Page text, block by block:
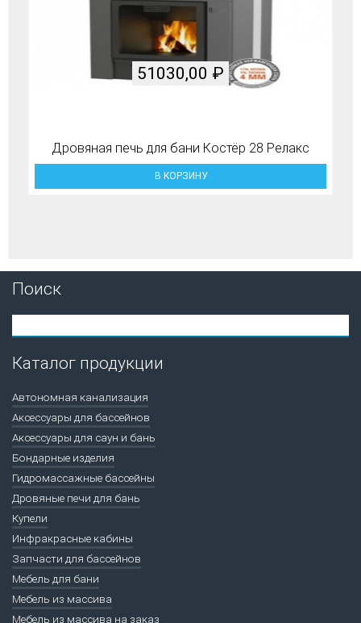
Дровяная печь для бани Костёр 28 Релакс
51030,00 ₽
В КОРЗИНУ
Поиск
Каталог продукции
Автономная канализация
Аксессуары для бассейнов
Аксессуары для саун и бань
Бондарные изделия
Гидромассажные бассейны
Дровяные печи для бань
Купели
Инфракрасные кабины
Запчасти для бассейнов
Мебель для бани
Мебель из массива
Мебель из массива на заказ